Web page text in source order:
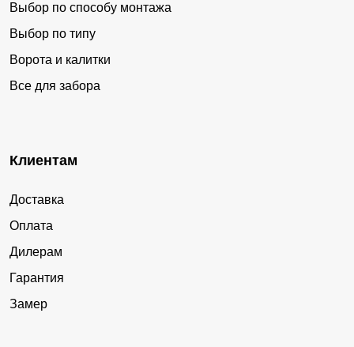
Выбор по способу монтажа
Выбор по типу
Ворота и калитки
Все для забора
Клиентам
Доставка
Оплата
Дилерам
Гарантия
Замер